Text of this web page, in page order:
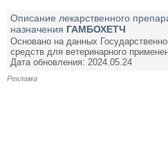
Описание лекарственного
назначения ГАМБОХЕТЧ
Основано на данных
средств для ветеринарного
Дата обновления: 2024.05.24
Реклама